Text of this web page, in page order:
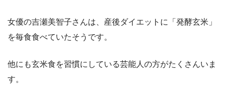
女優の吉瀬美智子さんは、産後ダイエットに「発酵玄米」
を毎食食べていたそうです。
他にも玄米食を習慣にしている芸能人の方がたくさんいま
す。